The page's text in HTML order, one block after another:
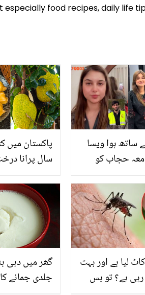
food recipes, daily life
اور خطرناک
ساتھ ہوا ویسا
حجاب کو
زاہد کس طرح
پریشان کرتا تھا؟
گھر میں دہی
جلدی جمانے
لیا ہے اور بہت
ہے؟ تو بس